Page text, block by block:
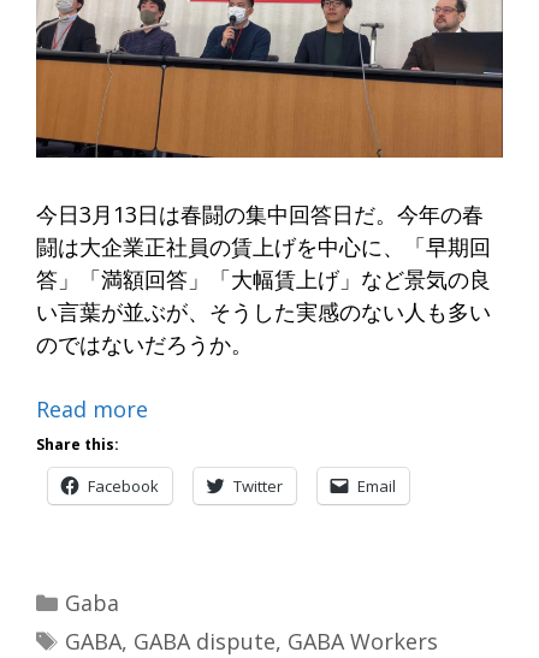
今日3月13日は春闘の集中回答日だ。今年の春
闘は大企業正社員の賃上げを中心に、「早期回
答」「満額回答」「大幅賃上げ」など景気の良
い言葉が並ぶが、そうした実感のない人も多い
のではないだろうか。
Read more
Share this:
Facebook Twitter Email
Categories
Gaba
Tags
GABA, GABA dispute, GABA Workers